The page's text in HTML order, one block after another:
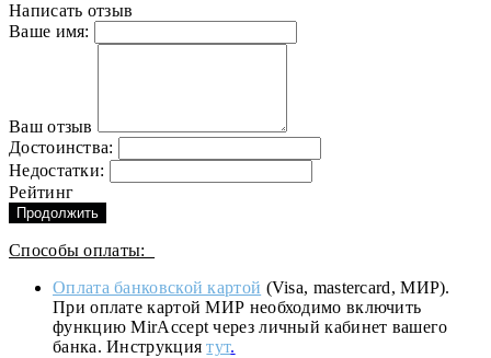
Написать отзыв
Ваше имя:
Ваш отзыв
Достоинства:
Недостатки:
Рейтинг
Продолжить
Способы оплаты:
Оплата банковской картой (Visa, mastercard, МИР).
При оплате картой МИР необходимо включить
функцию MirAccept через личный кабинет вашего
банка. Инструкциятут.